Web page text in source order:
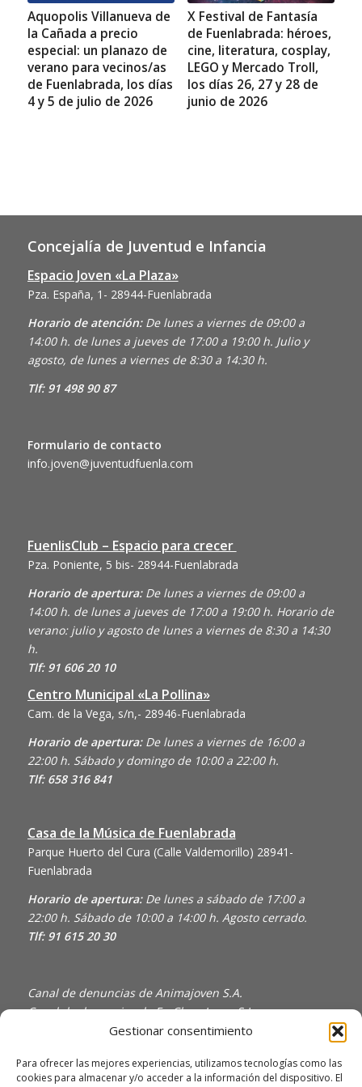
Gestionar consentimiento
Para ofrecer las mejores experiencias, utilizamos tecnologías como las
cookies para almacenar y/o acceder a la información del dispositivo. El
Aquopolis Villanueva de
la Cañada a precio
especial: un planazo de
verano para vecinos/as
de Fuenlabrada, los días
4 y 5 de julio de 2026
X Festival de Fantasía
de Fuenlabrada: héroes,
cine, literatura, cosplay,
LEGO y Mercado Troll,
los días 26, 27 y 28 de
junio de 2026
Concejalía de Juventud e Infancia
Espacio Joven «La Plaza»
Pza. España, 1- 28944-Fuenlabrada
Horario de atención: De lunes a viernes de 09:00 a
14:00 h. de lunes a jueves de 17:00 a 19:00 h. Julio y
agosto, de lunes a viernes de 8:30 a 14:30 h.
Tlf: 91 498 90 87
Formulario de contacto
info.joven@juventudfuenla.com
FuenlisClub – Espacio para crecer
Pza. Poniente, 5 bis- 28944-Fuenlabrada
Horario de apertura:De lunes a viernes de 09:00 a
14:00 h. de lunes a jueves de 17:00 a 19:00 h. Horario de
verano: julio y agosto de lunes a viernes de 8:30 a 14:30
h.
Tlf: 91 606 20 10
Centro Municipal «La Pollina»
Cam. de la Vega, s/n,- 28946-Fuenlabrada
Horario de apertura: De lunes a viernes de 16:00 a
22:00 h. Sábado y domingo de 10:00 a 22:00 h.
Tlf: 658 316 841
Casa de la Música de Fuenlabrada
Parque Huerto del Cura (Calle Valdemorillo) 28941-
Fuenlabrada
Horario de apertura: De lunes a sábado de 17:00 a
22:00 h. Sábado de 10:00 a 14:00 h. Agosto cerrado.
Tlf: 91 615 20 30
Canal de denuncias de Animajoven S.A.
Canal de denuncias de En Clave Joven S.L.
Política de Privacidad y Uso de Cookies
Política de calidad